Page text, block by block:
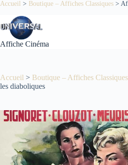
Passer
contenu
Accueil > Boutique – Affiches Classiques >
Affiche Cinéma
Accueil > Boutique – Affiches Classiques
les diaboliques